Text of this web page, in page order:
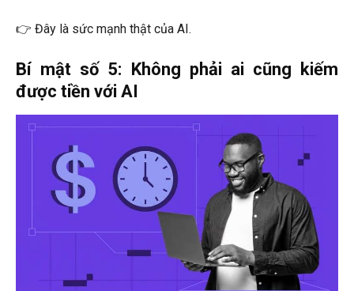
👉 Đây là sức mạnh thật của AI.
Bí mật số 5: Không phải ai cũng kiếm
được tiền với AI